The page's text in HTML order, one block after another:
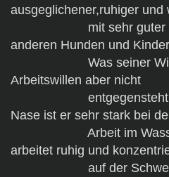
ausgeglichener,ruhiger und
mit sehr guter
anderen Hunden und
Was seiner
Arbeitswillen aber nicht
Nase ist er sehr stark bei
Arbeit im Wasser
arbeitet ruhig und
auf der